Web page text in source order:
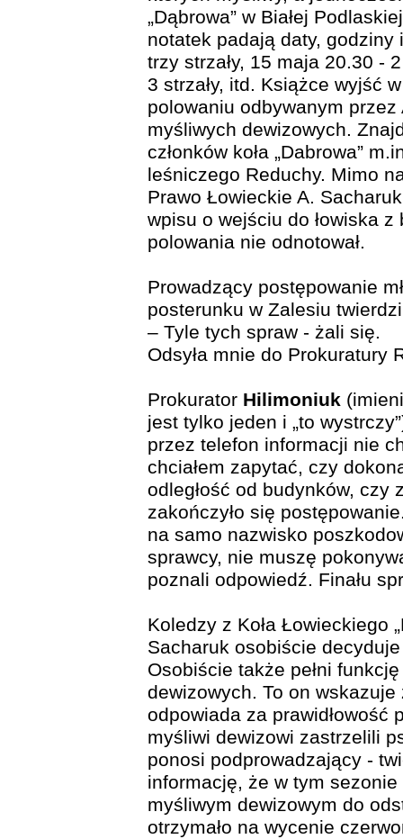
„Dąbrowa” w Białej
notatek padają daty, godziny
trzy strzały, 15 maja 20.30 -
3 strzały, itd. Książce wyjść
polowaniu odbywanym
myśliwych dewizowych.
członków koła „Dabrowa”
leśniczego Reduchy. Mimo
Prawo Łowieckie A.
wpisu o wejściu do łowiska
polowania nie odnotował.
Prowadzący postępowanie
posterunku w Zalesiu
– Tyle tych spraw - żali się.
Odsyła mnie do Prokuratury
Prokurator Hilimoniuk
jest tylko jeden i „to
przez telefon informacji nie
chciałem zapytać, czy
odległość od budynków,
zakończyło się
na samo nazwisko
sprawcy, nie muszę
poznali odpowiedź. Finału
Koledzy z Koła Łowieckiego
Sacharuk osobiście
Osobiście także pełni
dewizowych. To on wskazuje
odpowiada za prawidłowość
myśliwi dewizowi zastrzelili
ponosi podprowadzający -
informację, że w tym sezonie
myśliwym dewizowym do
otrzymało na wycenie